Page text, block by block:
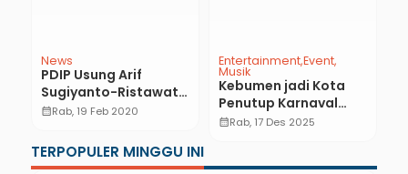
News
PDIP Usung Arif
Sugiyanto-Ristawati
Purwaningsih di
Alasannya
calendar_monthRab, 19 Feb 2020
EntertainmentEvent
Musik
Kebumen jadi Kota
Penutup Karnaval
SCTV 2025, Hadirkan
calendar_monthRab, 17 Des 2025
TERPOPULER MINGGU INI